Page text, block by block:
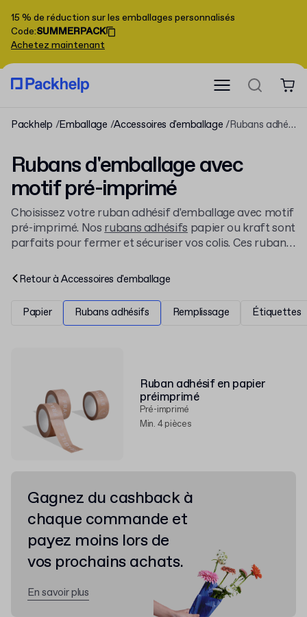
15 % de réduction sur les emballages personnalisés
Code:SUMMERPACK
Achetez maintenant
Packhelp Emballage Accessoires d'emballage Rubans adhésifs
Rubans d'emballage avec
motif pré-imprimé
Choisissez votre ruban adhésif d'emballage avec motif
pré-imprimé. Nosrubans adhésifs papier ou kraft sont
parfaits pour fermer et sécuriser vos colis. Ces rubans
vente en gros ou au détail, pour tous vos besoins
Retour à Accessoires d'emballage
Papier Rubans adhésifs Remplissage Étiquettes
Ruban adhésif en papier
préimprimé
Pré-imprimé
Min. 4 pièces
Gagnez du cashback à
chaque commande et
payez moins lors de
vos prochains achats.
En savoir plus